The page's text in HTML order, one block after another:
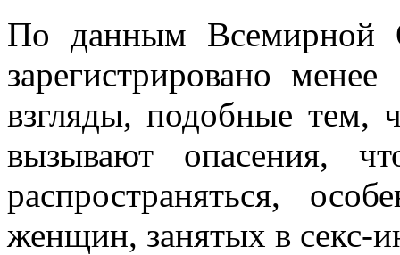
По данным Всемирной
зарегистрировано
взгляды, подобные тем,
вызывают опасения,
распространяться,
женщин, занятых в секс-